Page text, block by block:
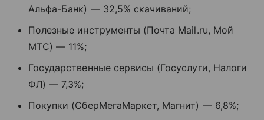
Альфа-Банк) — 32,5% скачиваний;
Полезные инструменты (Почта Mail.ru, Мой
МТС) — 11%;
Государственные сервисы (Госуслуги, Налоги
ФЛ) — 7,3%;
Покупки (СберМегаМаркет, Магнит) — 6,8%;